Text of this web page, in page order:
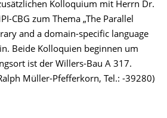
Kolloquium mit Herrn Dr.
CBG zum Thema „The Parallel
and a domain-specific language
Beide Kolloquien beginnen um
ist der Willers-Bau A 317.
Müller-Pfefferkorn, Tel.: -39280)